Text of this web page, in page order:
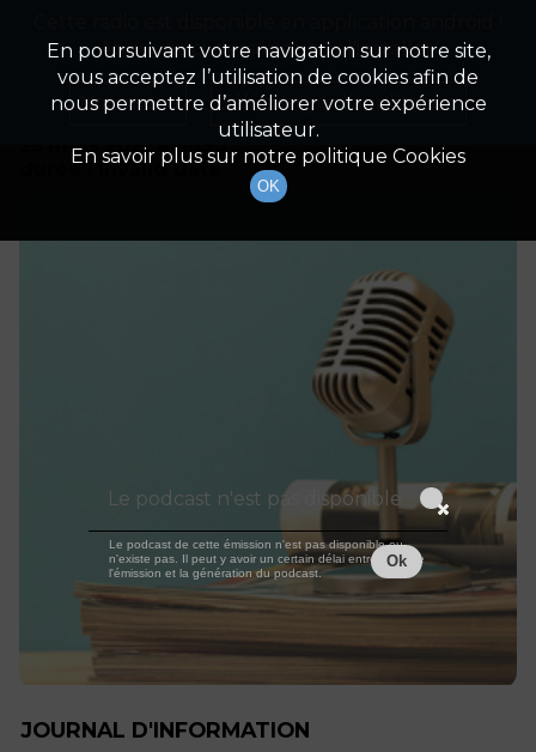
Détails De L'épisode
25 mars 2021
à 6h30
durée : Invalid date
JOURNAL D'INFORMATION
En poursuivant votre navigation sur notre site,
vous acceptez l’utilisation de cookies afin de
nous permettre d’améliorer votre expérience
utilisateur.
En savoir plus sur notre politique Cookies
OK
Appuyez ci-dessous pour l'installer.
Non merci Télécharger l'application
Le podcast n'est pas disponible
Le podcast de cette émission n'est pas disponible ou
n'existe pas. Il peut y avoir un certain délai entre la fin de
l'émission et la génération du podcast.
Ok